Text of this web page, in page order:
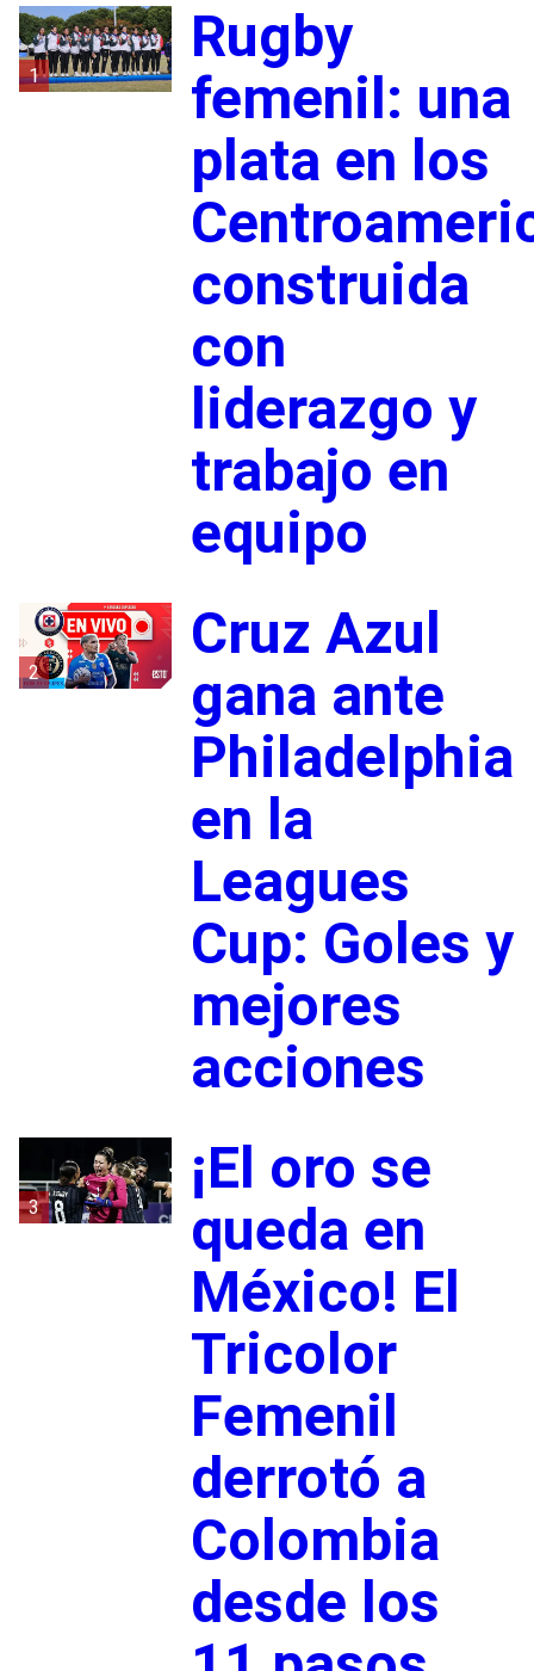
1
Rugby
femenil: una
plata en los
construida
con
liderazgo y
trabajo en
equipo
2
Cruz Azul
gana ante
Philadelphia
en la
Leagues
Cup: Goles y
mejores
acciones
3
¡El oro se
queda en
México! El
Tricolor
Femenil
derrotó a
Colombia
desde los